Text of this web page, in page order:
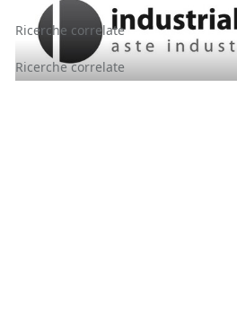
Ricerche correlate
Ricerche correlate